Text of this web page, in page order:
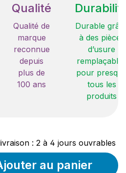
Qualité
Qualité de
marque
reconnue
depuis
plus de
100 ans
Durable
à des pièces
d’usure
remplaçables
pour
tous les
produits
: 2 à 4 jours ouvrables
au panier